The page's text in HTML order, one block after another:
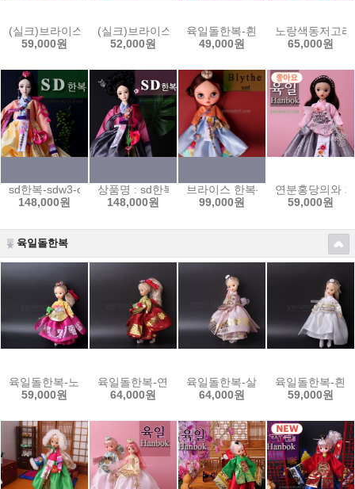
(실크)브라이스 한복-노랑색동 저고리 set / bls5y-rpb
59,000원
(실크)브라이스한복-연횟빛저고리set/ bls1gr-rb
52,000원
육일돌한복-흰저고리와 빨강치마
49,000원
노랑색동저고
65,000원
sd한복-sdw3-oy-m01/주황저고리set
148,000원
상품명 : sd한복-sdw3-pg-m01/자주저고리set
148,000원
브라이스 한복- 주황저고리와 하
99,000원
연분홍당의와
59,000원
육일돌한복
육일돌한복-노랑당의와 분홍치마set/61m6y_p
59,000원
육일돌한복-연두당의와 빨강치마set/61m6g_r
64,000원
육일돌한복-살구당의치마set/
64,000원
육일돌한복-흰
59,000원